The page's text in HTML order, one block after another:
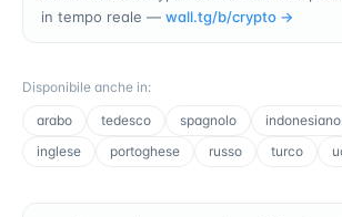
in tempo reale — wall.tg/b/crypto →
Disponibile anche in:
arabo
tedesco spagnolo indonesiano
inglese
portoghese russo turco